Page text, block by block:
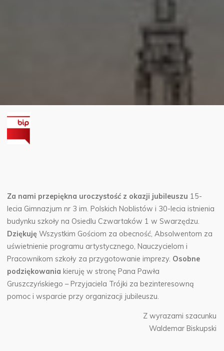
Za nami przepiękna uroczystość z okazji jubileuszu 15-
lecia Gimnazjum nr 3 im. Polskich Noblistów i 30-lecia istnienia
budynku szkoły na Osiedlu Czwartaków 1 w Swarzędzu.
Dziękuję Wszystkim Gościom za obecność, Absolwentom za
uświetnienie programu artystycznego, Nauczycielom i
Pracownikom szkoły za przygotowanie imprezy. Osobne
podziękowania kieruję w stronę Pana Pawła
Gruszczyńskiego – Przyjaciela Trójki za bezinteresowną
pomoc i wsparcie przy organizacji jubileuszu.
Z wyrazami szacunku
Waldemar Biskupski